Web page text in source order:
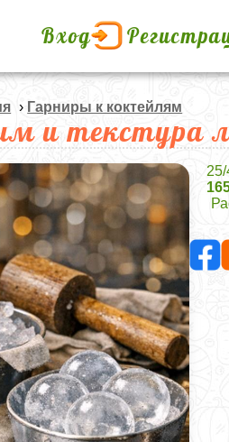
Вход
› Гарниры к коктейлям
и текстура